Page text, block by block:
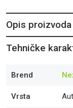
Opis proizvoda
Tehničke
Brend
Vrsta